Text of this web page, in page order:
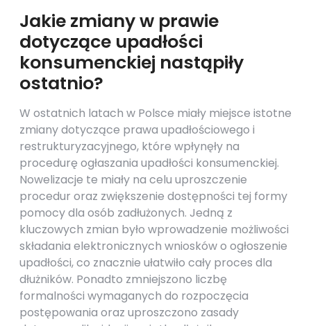
Jakie zmiany w prawie
dotyczące upadłości
konsumenckiej nastąpiły
ostatnio?
W ostatnich latach w Polsce miały miejsce istotne
zmiany dotyczące prawa upadłościowego i
restrukturyzacyjnego, które wpłynęły na
procedurę ogłaszania upadłości konsumenckiej.
Nowelizacje te miały na celu uproszczenie
procedur oraz zwiększenie dostępności tej formy
pomocy dla osób zadłużonych. Jedną z
kluczowych zmian było wprowadzenie możliwości
składania elektronicznych wniosków o ogłoszenie
upadłości, co znacznie ułatwiło cały proces dla
dłużników. Ponadto zmniejszono liczbę
formalności wymaganych do rozpoczęcia
postępowania oraz uproszczono zasady